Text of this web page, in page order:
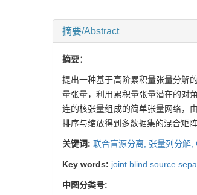
摘要/Abstract
摘要：
提出一种基于高阶累积量张量分解
量张量，利用累积量张量潜在的对
连的核张量组成的简单张量网络，
排序与缩放得到多数据集的混合矩
关键词: 联合盲源分离, 张量列分解,
Key words: joint blind source
中图分类号: